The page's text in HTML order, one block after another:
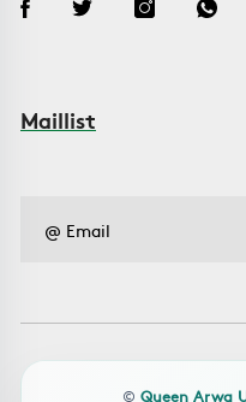
Maillist
© Queen Arwa